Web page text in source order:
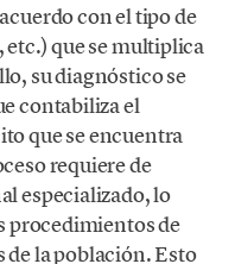
con el tipo de
que se multiplica
su diagnóstico se
contabiliza el
que se encuentra
requiere de
especializado, lo
procedimientos de
de la población. Esto